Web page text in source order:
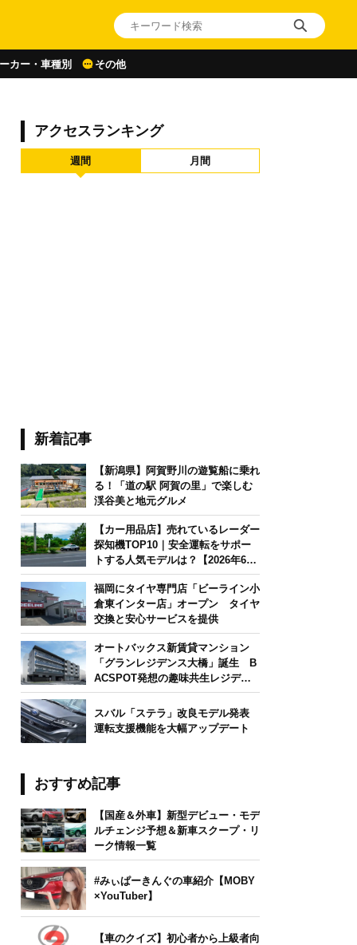
カー・車種別 その他
アクセスランキング
週間 月間
新着記事
【新潟県】阿賀野川の遊覧船に乗れ
る！「道の駅 阿賀の里」で楽しむ
渓谷美と地元グルメ
【カー用品店】売れているレーダー
探知機TOP10｜安全運転をサポー
トする人気モデルは？【2026年6月
版】
福岡にタイヤ専門店「ビーライン小
倉東インター店」オープン タイヤ
交換と安心サービスを提供
オートバックス新賃貸マンション
「グランレジデンス大橋」誕生 B
ACSPOT発想の趣味共生レジデン
ス
スバル「ステラ」改良モデル発表
運転支援機能を大幅アップデート
おすすめ記事
【国産＆外車】新型デビュー・モデ
ルチェンジ予想＆新車スクープ・リ
ーク情報一覧
#みぃぱーきんぐの車紹介【MOBY
×YouTuber】
【車のクイズ】初心者から上級者向